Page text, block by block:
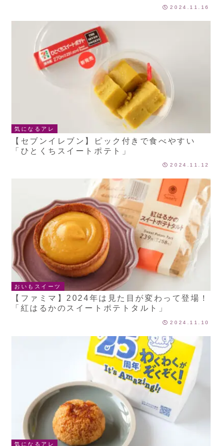
2024.11.16
気になるアレ
【セブンイレブン】ピック付きで食べやすい
「ひとくちスイートポテト」
2024.11.12
おいもスイーツ
【ファミマ】2024年は見た目が変わって登場！
「紅はるかのスイートポテトタルト」
2024.11.10
気になるアレ